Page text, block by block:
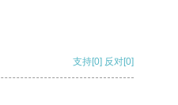
支持[0] 反对[0]